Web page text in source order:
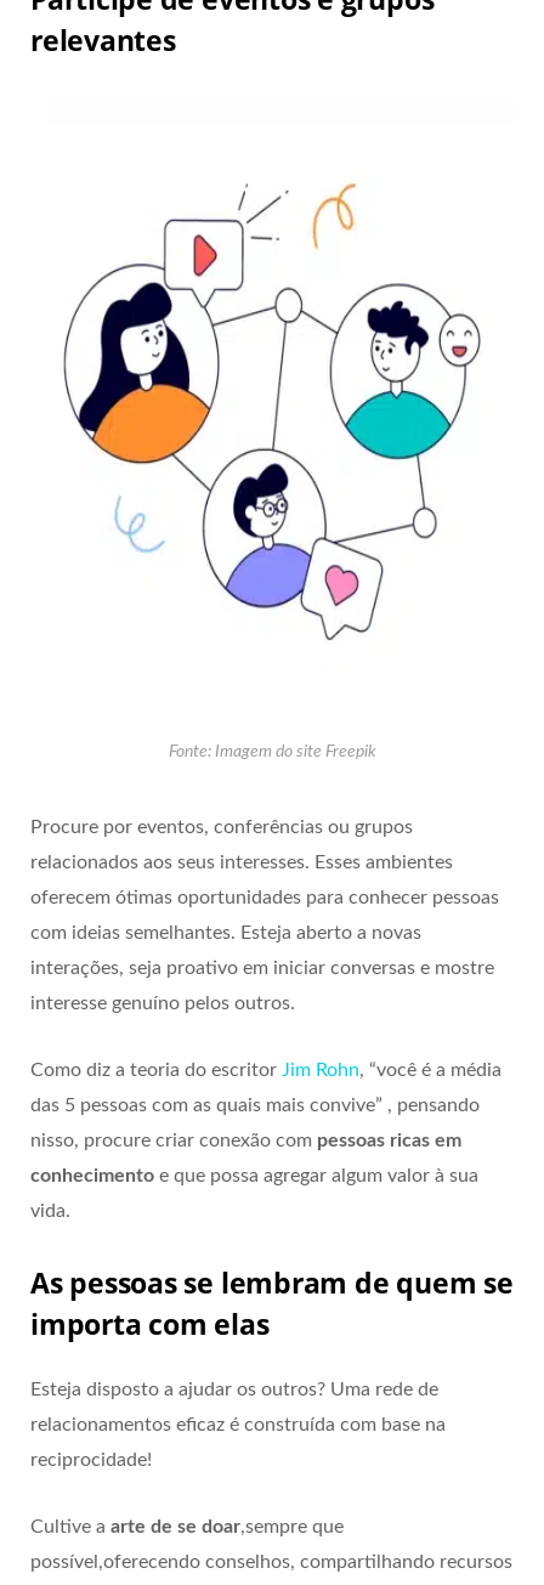
relevantes
Fonte: Imagem do site Freepik
Procure por eventos, conferências ou grupos
relacionados aos seus interesses. Esses ambientes
oferecem ótimas oportunidades para conhecer pessoas
com ideias semelhantes. Esteja aberto a novas
interações, seja proativo em iniciar conversas e mostre
interesse genuíno pelos outros.
Como diz a teoria do escritor Jim Rohn, “você é a média
das 5 pessoas com as quais mais convive” , pensando
nisso, procure criar conexão com pessoas ricas em
conhecimento e que possa agregar algum valor à sua
vida.
As pessoas se lembram de quem se
importa com elas
Esteja disposto a ajudar os outros? Uma rede de
relacionamentos eficaz é construída com base na
reciprocidade!
Cultive a arte de se doar,sempre que
possível,oferecendo conselhos, compartilhando recursos